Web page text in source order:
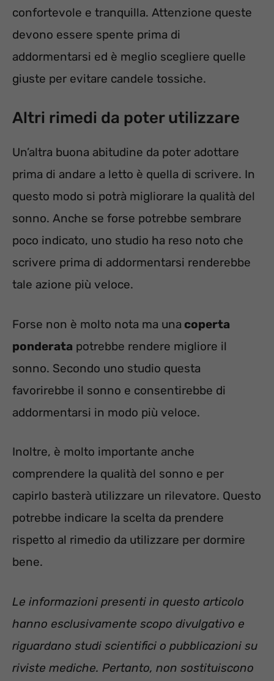
confortevole e tranquilla. Attenzione queste
devono essere spente prima di
addormentarsi ed è meglio scegliere quelle
giuste per evitare candele tossiche.
Altri rimedi da poter utilizzare
Un’altra buona abitudine da poter adottare
prima di andare a letto è quella di scrivere. In
questo modo si potrà migliorare la qualità del
sonno. Anche se forse potrebbe sembrare
poco indicato, uno studio ha reso noto che
scrivere prima di addormentarsi renderebbe
tale azione più veloce.
Forse non è molto nota ma una coperta
ponderata potrebbe rendere migliore il
sonno. Secondo uno studio questa
favorirebbe il sonno e consentirebbe di
addormentarsi in modo più veloce.
Inoltre, è molto importante anche
comprendere la qualità del sonno e per
capirlo basterà utilizzare un rilevatore. Questo
potrebbe indicare la scelta da prendere
rispetto al rimedio da utilizzare per dormire
bene.
Le informazioni presenti in questo articolo
hanno esclusivamente scopo divulgativo e
riguardano studi scientifici o pubblicazioni su
riviste mediche. Pertanto, non sostituiscono